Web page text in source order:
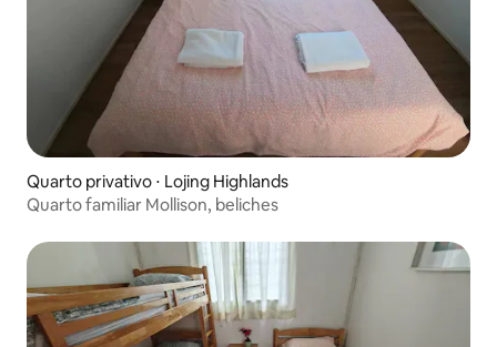
Quarto privativo ⋅ Lojing Highlands
Quarto familiar Mollison, beliches